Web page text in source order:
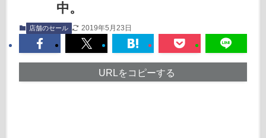
中。
店舗のセール 2019年5月23日
URLをコピーする